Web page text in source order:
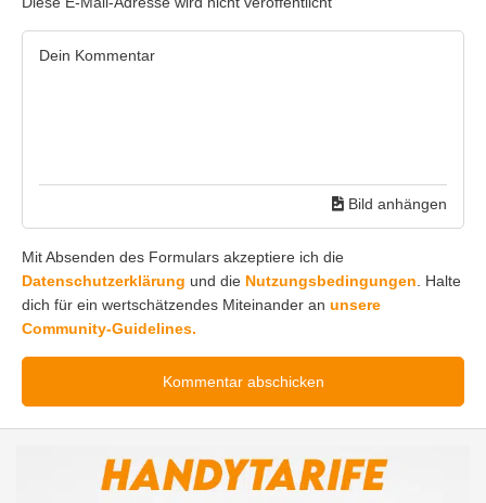
Bild anhängen
Mit Absenden des Formulars akzeptiere ich die
Datenschutzerklärung und die Nutzungsbedingungen . Halte
dich für ein wertschätzendes Miteinander an unsere
Community-Guidelines.